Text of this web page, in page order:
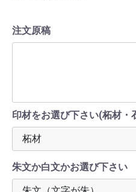
注文原稿
印材をお選び下さい(柘材・
朱文か白文かお選び下さい